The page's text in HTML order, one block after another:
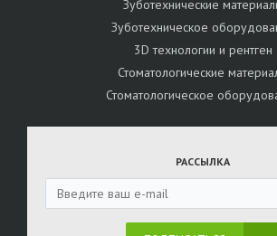
Зуботехнические
Зуботехническое
3D технологии и рентген
Стоматологические
Стоматологическое
РАССЫЛКА